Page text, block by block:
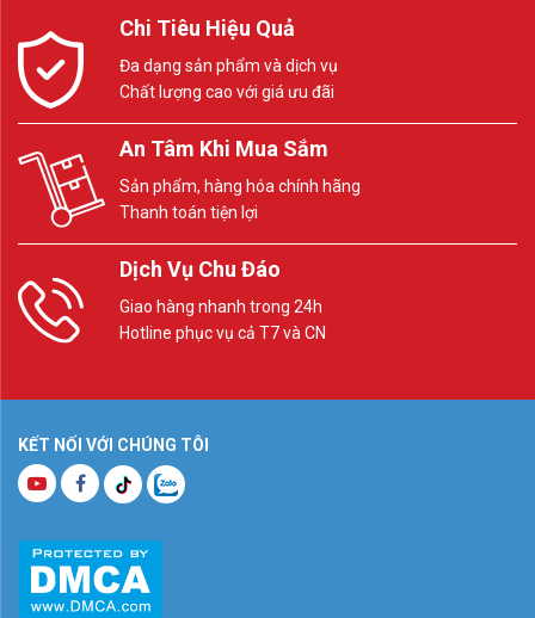
Chi Tiêu Hiệu Quả
Đa dạng sản phẩm và dịch vụ
Chất lượng cao với giá ưu đãi
An Tâm Khi Mua Sắm
Sản phẩm, hàng hóa chính hãng
Thanh toán tiện lợi
Dịch Vụ Chu Đáo
Giao hàng nhanh trong 24h
Hotline phục vụ cả T7 và CN
KẾT NỐI VỚI CHÚNG TÔI